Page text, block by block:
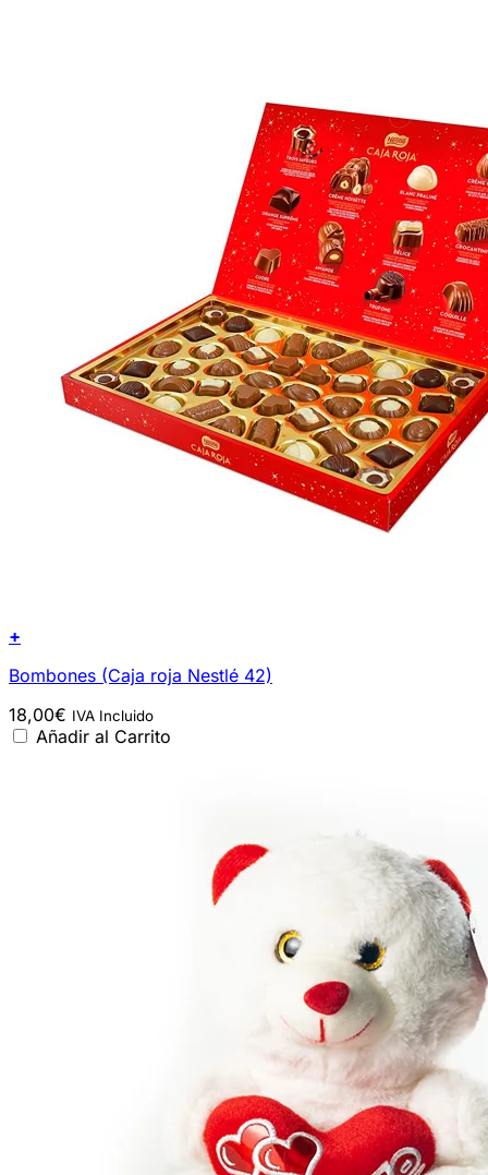
+
Bombones (Caja roja Nestlé 42)
18,00€ IVA Incluido
Añadir al Carrito